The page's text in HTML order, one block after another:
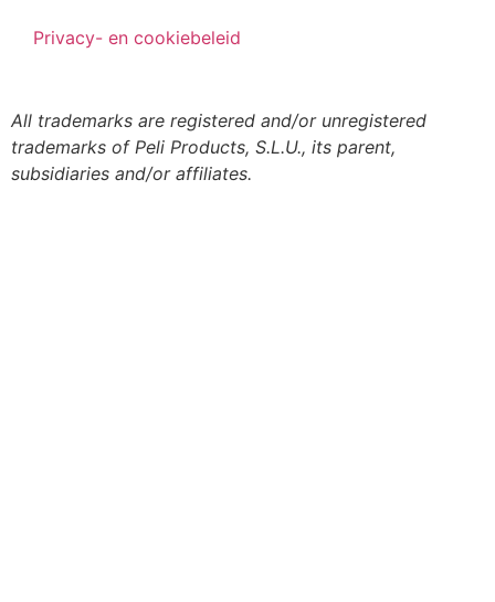
Privacy- en cookiebeleid
All trademarks are registered and/or unregistered
trademarks of Peli Products, S.L.U., its parent,
subsidiaries and/or affiliates.